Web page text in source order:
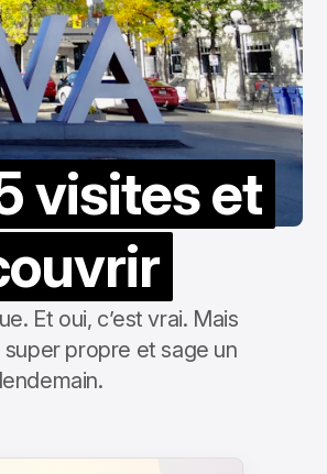
visites et
Et oui, c’est vrai. Mais
propre et sage un